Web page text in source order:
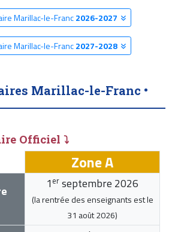
Marillac-le-Franc2026-2027
Marillac-le-Franc2027-2028
Marillac-le-Franc •
Officiel ⤵
Zone A
1 er septembre 2026
(la rentrée des enseignants est le
31 août 2026)